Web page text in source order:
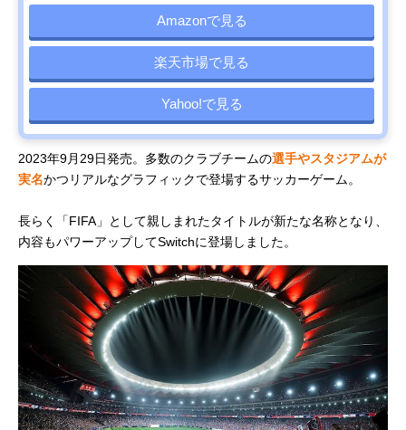
Amazonで見る
楽天市場で見る
Yahoo!で見る
2023年9月29日発売。多数のクラブチームの選手やスタジアムが
実名かつリアルなグラフィックで登場するサッカーゲーム。
長らく「FIFA」として親しまれたタイトルが新たな名称となり、
内容もパワーアップしてSwitchに登場しました。